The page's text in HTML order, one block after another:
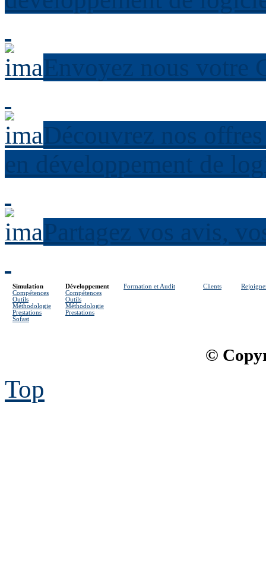
Envoyez nous votre
Découvrez nos
en développement de
Partagez vos avis,
Simulation
Compétences
Outils
Méthodologie
Prestations
Sofast
Développement
Compétences
Outils
Méthodologie
Prestations
Formation et Audit Clients
©
Top